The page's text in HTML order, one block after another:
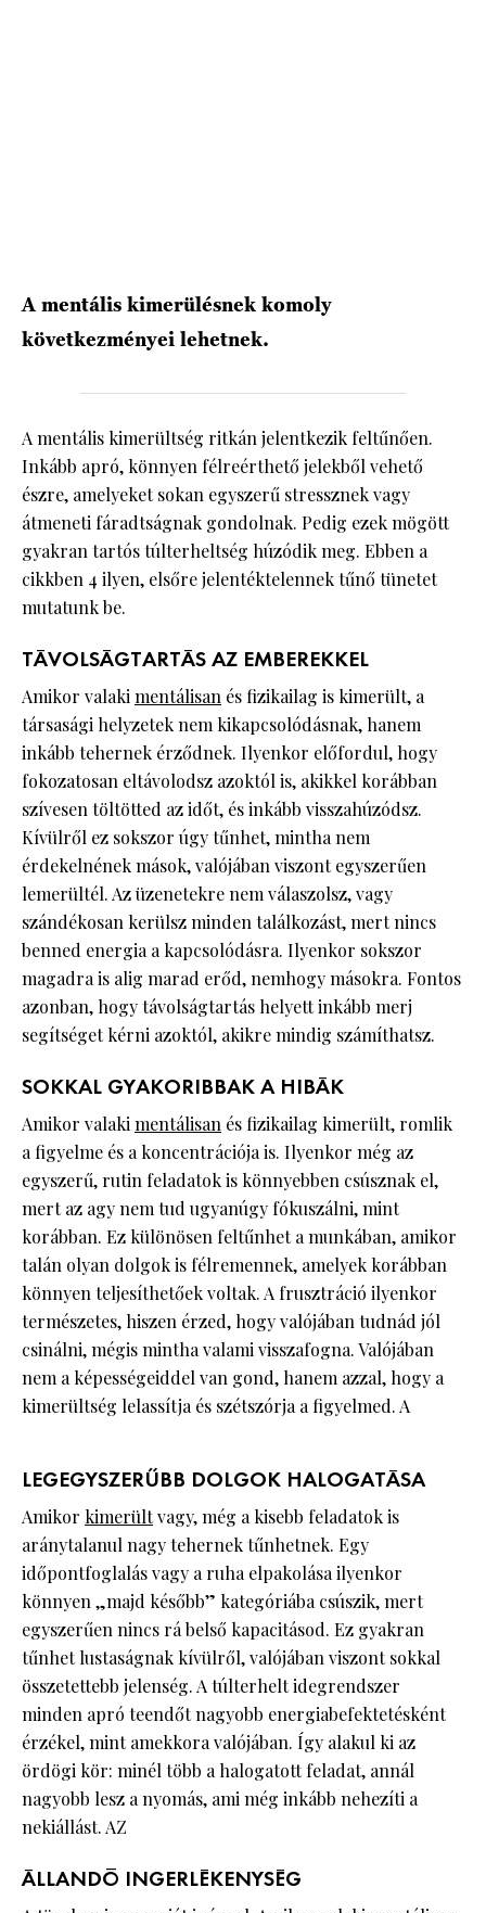
A mentális kimerülésnek komoly
következményei lehetnek.
A mentális kimerültség ritkán jelentkezik feltűnően.
Inkább apró, könnyen félreérthető jelekből vehető
észre, amelyeket sokan egyszerű stressznek vagy
átmeneti fáradtságnak gondolnak. Pedig ezek mögött
gyakran tartós túlterheltség húzódik meg. Ebben a
cikkben 4 ilyen, elsőre jelentéktelennek tűnő tünetet
mutatunk be.
TÁVOLSÁGTARTÁS AZ EMBEREKKEL
Amikor valakimentálisan és fizikailag is kimerült, a
társasági helyzetek nem kikapcsolódásnak, hanem
inkább tehernek érződnek. Ilyenkor előfordul, hogy
fokozatosan eltávolodsz azoktól is, akikkel korábban
szívesen töltötted az időt, és inkább visszahúzódsz.
Kívülről ez sokszor úgy tűnhet, mintha nem
érdekelnének mások, valójában viszont egyszerűen
lemerültél. Az üzenetekre nem válaszolsz, vagy
szándékosan kerülsz minden találkozást, mert nincs
benned energia a kapcsolódásra. Ilyenkor sokszor
magadra is alig marad erőd, nemhogy másokra. Fontos
azonban, hogy távolságtartás helyett inkább merj
segítséget kérni azoktól, akikre mindig számíthatsz.
SOKKAL GYAKORIBBAK A HIBÁK
Amikor valakimentálisan és fizikailag kimerült, romlik
a figyelme és a koncentrációja is. Ilyenkor még az
egyszerű, rutin feladatok is könnyebben csúsznak el,
mert az agy nem tud ugyanúgy fókuszálni, mint
korábban. Ez különösen feltűnhet a munkában, amikor
talán olyan dolgok is félremennek, amelyek korábban
könnyen teljesíthetőek voltak. A frusztráció ilyenkor
természetes, hiszen érzed, hogy valójában tudnád jól
csinálni, mégis mintha valami visszafogna. Valójában
nem a képességeiddel van gond, hanem azzal, hogy a
kimerültség lelassítja és szétszórja a figyelmed. A
LEGEGYSZERŰBB DOLGOK HALOGATÁSA
Amikor kimerültvagy, még a kisebb feladatok is
aránytalanul nagy tehernek tűnhetnek. Egy
időpontfoglalás vagy a ruha elpakolása ilyenkor
könnyen „majd később” kategóriába csúszik, mert
egyszerűen nincs rá belső kapacitásod. Ez gyakran
tűnhet lustaságnak kívülről, valójában viszont sokkal
összetettebb jelenség. A túlterhelt idegrendszer
minden apró teendőt nagyobb energiabefektetésként
érzékel, mint amekkora valójában. Így alakul ki az
ördögi kör: minél több a halogatott feladat, annál
nagyobb lesz a nyomás, ami még inkább nehezíti a
nekiállást. AZ
ÁLLANDÓ INGERLÉKENYSÉG